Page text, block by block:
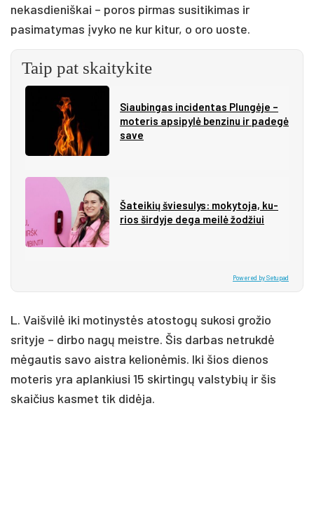
nekasdieniškai – poros pirmas susitikimas ir
pasimatymas įvyko ne kur kitur, o oro uoste.
Taip pat skaitykite
Siau­bin­gas in­ci­den­tas Plun­gė­je –
mo­te­ris ap­si­py­lė ben­zi­nu ir pa­de­gė
sa­ve
Ša­tei­kių švie­su­lys: mo­ky­to­ja, ku­
rios šir­dy­je de­ga mei­lė žo­džiui
Powered by Setupad
L. Vaišvilė iki motinystės atostogų sukosi grožio
srityje – dirbo nagų meistre. Šis darbas netrukdė
mėgautis savo aistra kelionėmis. Iki šios dienos
moteris yra aplankiusi 15 skirtingų valstybių ir šis
skaičius kasmet tik didėja.